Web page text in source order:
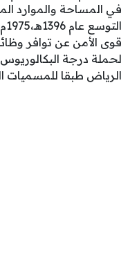
في المساحة والموارد
قوى الأمن عن توافر
لحملة درجة
الرياض طبقا للمسميات